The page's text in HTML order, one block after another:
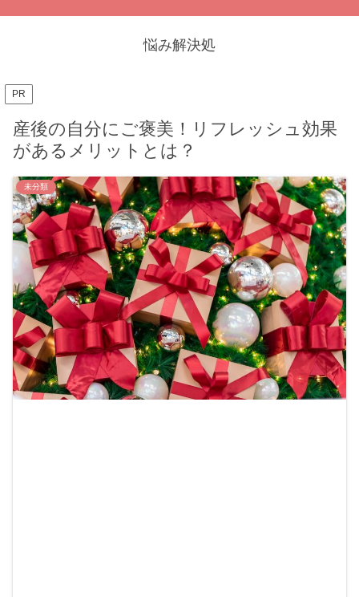
悩み解決処
PR
産後の自分にご褒美！リフレッシュ効果
があるメリットとは？
未分類